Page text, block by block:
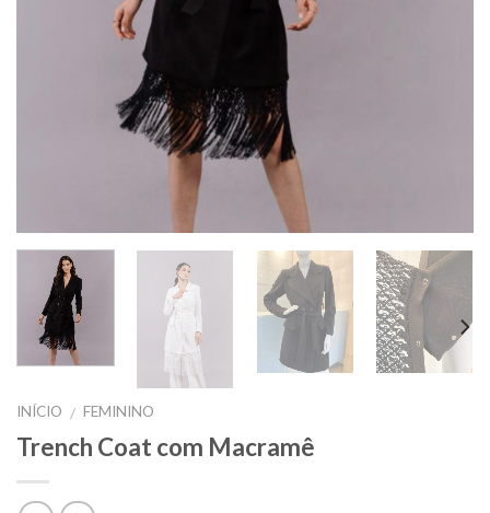
INÍCIO / FEMININO
Trench Coat com Macramê